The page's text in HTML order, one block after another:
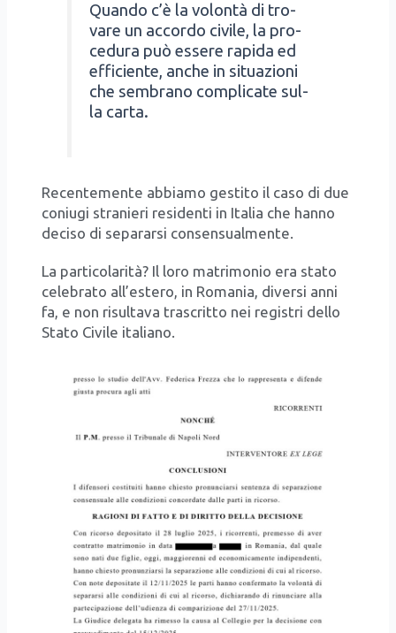
Quan­do c’è la volon­tà di tro­
va­re un accor­do civi­le, la pro­
ce­du­ra può esse­re rapi­da ed
effi­cien­te, anche in situa­zio­ni
che sem­bra­no com­pli­ca­te sul­
la car­ta.
Recen­te­men­te abbia­mo gesti­to il caso di due
coniu­gi stra­nie­ri resi­den­ti in Ita­lia che han­no
deci­so di sepa­rar­si con­sen­sual­men­te.
La par­ti­co­la­ri­tà? Il loro matri­mo­nio era sta­to
cele­bra­to all’e­ste­ro, in Roma­nia, diver­si anni
fa, e non risul­ta­va tra­scrit­to nei regi­stri del­lo
Sta­to Civi­le ita­lia­no.